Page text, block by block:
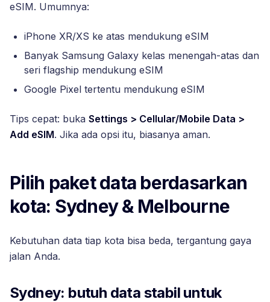
eSIM. Umumnya:
iPhone XR/XS ke atas mendukung eSIM
Banyak Samsung Galaxy kelas menengah-atas dan
seri flagship mendukung eSIM
Google Pixel tertentu mendukung eSIM
Tips cepat: buka Settings > Cellular/Mobile Data >
Add eSIM. Jika ada opsi itu, biasanya aman.
Pilih paket data berdasarkan
kota: Sydney & Melbourne
Kebutuhan data tiap kota bisa beda, tergantung gaya
jalan Anda.
Sydney: butuh data stabil untuk